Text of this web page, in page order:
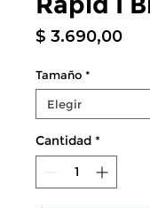
$ 3.690,00
Tamaño *
Cantidad *